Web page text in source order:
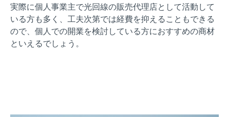
実際に個人事業主で光回線の販売代理店として活動して
いる方も多く、工夫次第では経費を抑えることもできる
ので、個人での開業を検討している方におすすめの商材
といえるでしょう。